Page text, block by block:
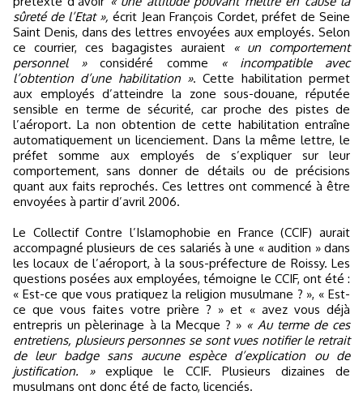
sûreté de l’Etat »,écrit Jean François Cordet, préfet de Seine
Saint Denis, dans des lettres envoyées aux employés. Selon
ce courrier, ces bagagistes auraient
« un comportement
personnel »considéré comme
« incompatible avec
l’obtention d’une habilitation ». Cette habilitation permet
aux employés d’atteindre la zone sous-douane, réputée
sensible en terme de sécurité, car proche des pistes de
l’aéroport. La non obtention de cette habilitation entraîne
automatiquement un licenciement. Dans la même lettre, le
préfet somme aux employés de s’expliquer sur leur
comportement, sans donner de détails ou de précisions
quant aux faits reprochés. Ces lettres ont commencé à être
envoyées à partir d’avril 2006.
Le Collectif Contre l’Islamophobie en France (CCIF) aurait
accompagné plusieurs de ces salariés à une « audition » dans
les locaux de l’aéroport, à la sous-préfecture de Roissy. Les
questions posées aux employées, témoigne le CCIF, ont été :
« Est-ce que vous pratiquez la religion musulmane ? », « Est-
ce que vous faites votre prière ? » et « avez vous déjà
entrepris un pèlerinage à la Mecque ? » « Au terme de ces
entretiens, plusieurs personnes se sont vues notifier le retrait
de leur badge sans aucune espèce d’explication ou de
justification. »explique le CCIF. Plusieurs dizaines de
musulmans ont donc été de facto, licenciés.